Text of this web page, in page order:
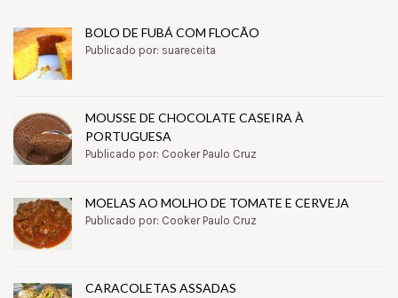
BOLO DE FUBÁ COM FLOCÃO
Publicado por: suareceita
MOUSSE DE CHOCOLATE CASEIRA À
PORTUGUESA
Publicado por: Cooker Paulo Cruz
MOELAS AO MOLHO DE TOMATE E CERVEJA
Publicado por: Cooker Paulo Cruz
CARACOLETAS ASSADAS